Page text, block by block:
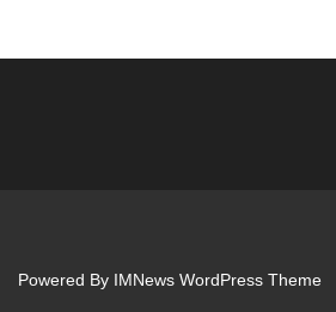
Powered By IMNews WordPress Theme